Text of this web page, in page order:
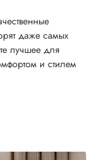
даже самых
лучшее для
и стилем